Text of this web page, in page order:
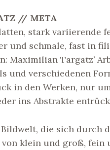
// META
stark variierende
und schmale, fast in
Maximilian Targatz’
und verschiedenen
in den Werken, nur
ins Abstrakte
die sich durch
klein und groß, fein